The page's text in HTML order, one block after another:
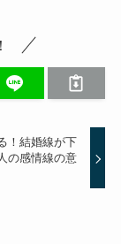
！結婚線が下
の感情線の意